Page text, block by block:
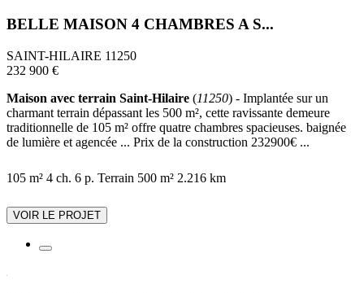
BELLE MAISON 4 CHAMBRES A S...
SAINT-HILAIRE 11250
232 900 €
Maison avec terrain Saint-Hilaire (11250) - Implantée sur un
charmant terrain dépassant les 500 m², cette ravissante demeure
traditionnelle de 105 m² offre quatre chambres spacieuses. baignée
de lumière et agencée ... Prix de la construction 232900€ ...
105 m² 4 ch. 6 p. Terrain 500 m² 2.216 km
VOIR LE PROJET